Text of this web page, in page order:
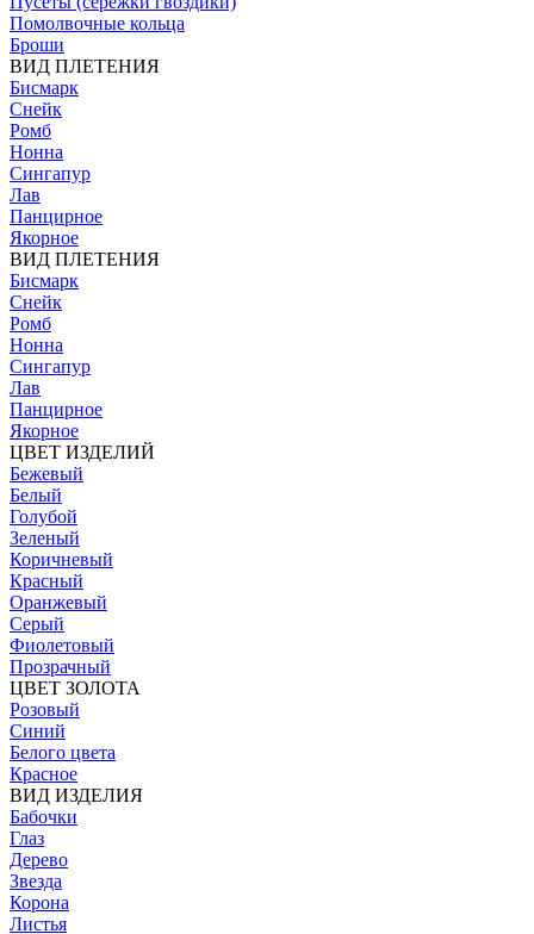
Помолвочные кольца
Броши
ВИД ПЛЕТЕНИЯ
Бисмарк
Снейк
Ромб
Нонна
Сингапур
Лав
Панцирное
Якорное
ВИД ПЛЕТЕНИЯ
Бисмарк
Снейк
Ромб
Нонна
Сингапур
Лав
Панцирное
Якорное
ЦВЕТ ИЗДЕЛИЙ
Бежевый
Белый
Голубой
Зеленый
Коричневый
Красный
Оранжевый
Серый
Фиолетовый
Прозрачный
ЦВЕТ ЗОЛОТА
Розовый
Синий
Белого цвета
Красное
ВИД ИЗДЕЛИЯ
Бабочки
Глаз
Дерево
Звезда
Корона
Листья